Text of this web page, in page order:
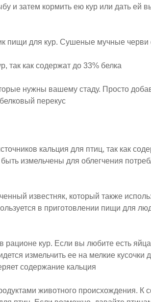
и затем кормить ею кур или дать ей
пищи для кур. Сушеные мучные черви
так как содержат до 33% белка
нужны вашему стаду. Просто
перекус
кальция для птиц, так как
измельчены для облегчения
известняк, который также
в приготовлении пищи для
рационе кур. Если вы любите есть
измельчить ее на мелкие кусочки
содержание кальция
животного происхождения. К